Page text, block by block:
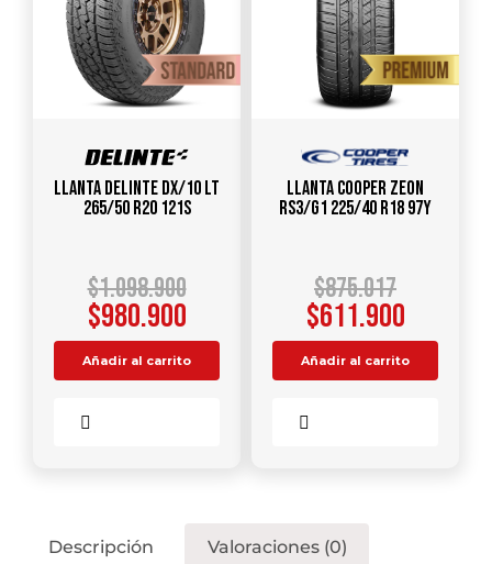
Llanta DELINTE DX/10 LT
265/50 R20 121S
$1.098.900
$980.900
Añadir al carrito
Llanta COOPER ZEON
RS3/G1 225/40 R18 97Y
$875.017
$611.900
Añadir al carrito
Descripción Valoraciones (0)